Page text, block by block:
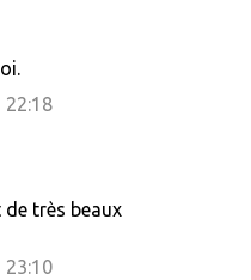
22:18
de très beaux
23:10